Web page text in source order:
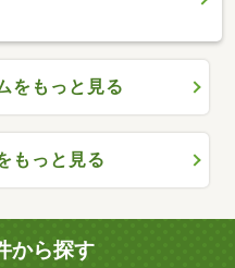
をもっと見る
もっと見る
から探す